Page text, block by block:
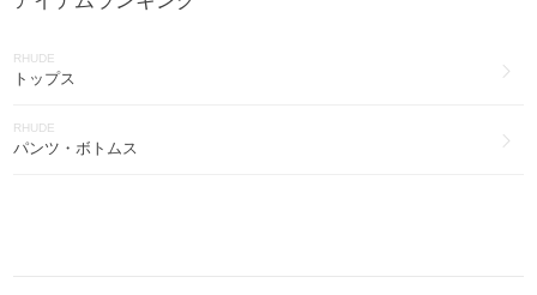
RHUDE
トップス
RHUDE
パンツ・ボトムス